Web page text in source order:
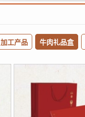
加工产品 牛肉礼品盒